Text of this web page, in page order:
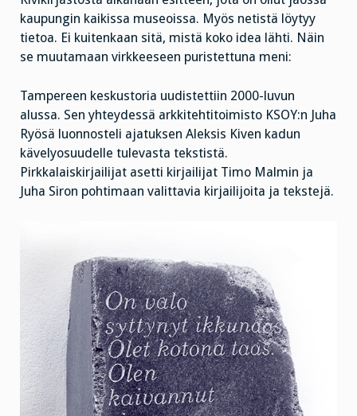
kaupungin kaikissa museoissa. Myös netistä löytyy
tietoa. Ei kuitenkaan sitä, mistä koko idea lähti. Näin
se muutamaan virkkeeseen puristettuna meni:
Tampereen keskustoria uudistettiin 2000-luvun
alussa. Sen yhteydessä arkkitehtitoimisto KSOY:n Juha
Ryösä luonnosteli ajatuksen Aleksis Kiven kadun
kävelyosuudelle tulevasta tekstistä.
Pirkkalaiskirjailijat asetti kirjailijat Timo Malmin ja
Juha Siron pohtimaan valittavia kirjailijoita ja tekstejä.